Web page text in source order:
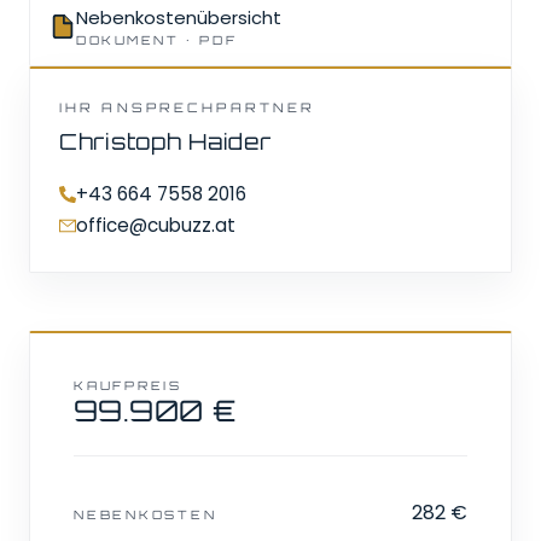
Nebenkostenübersicht
DOKUMENT · PDF
IHR ANSPRECHPARTNER
Christoph Haider
+43 664 7558 2016
office@cubuzz.at
KAUFPREIS
99.900 €
NEBENKOSTEN 282 €